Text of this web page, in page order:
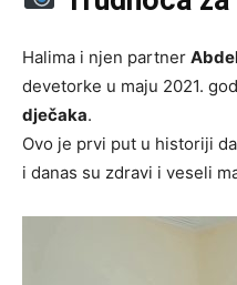
Halima i njen partner
devetorke u maju 2021.
dječaka.
Ovo je prvi put u historiji
i danas su zdravi i veseli